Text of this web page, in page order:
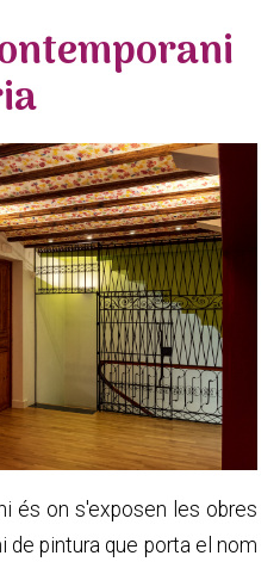
és on s'exposen les obres
de pintura que porta el nom